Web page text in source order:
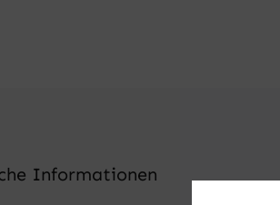
Informationen